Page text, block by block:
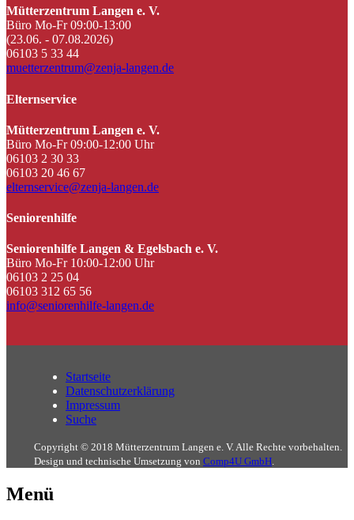
Mütterzentrum Langen e. V.
Büro Mo-Fr 09:00-13:00
(23.06. - 07.08.2026)
06103 5 33 44
muetterzentrum@zenja-langen.de
Elternservice
Mütterzentrum Langen e. V.
Büro Mo-Fr 09:00-12:00 Uhr
06103 2 30 33
06103 20 46 67
elternservice@zenja-langen.de
Seniorenhilfe
Seniorenhilfe Langen & Egelsbach e. V.
Büro Mo-Fr 10:00-12:00 Uhr
06103 2 25 04
06103 312 65 56
info@seniorenhilfe-langen.de
Startseite
Datenschutzerklärung
Impressum
Suche
Copyright © 2018 Mütterzentrum Langen e. V. Alle Rechte vorbehalten.
Design und technische Umsetzung von Comp4U GmbH.
Menü